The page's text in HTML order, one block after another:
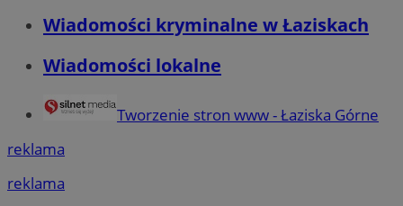
Wiadomości kryminalne w Łaziskach
Wiadomości lokalne
Tworzenie stron www - Łaziska Górne
reklama
reklama